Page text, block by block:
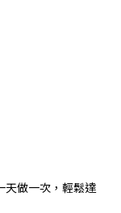
天做一次，輕鬆達